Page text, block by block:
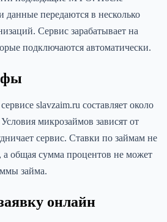
данные передаются в несколько
Сервис зарабатывает на
подключаются автоматически.
slavzaim.ru составляет около
микрозаймов зависят от
сервис. Ставки по займам не
общая сумма процентов не может
займа.
онлайн